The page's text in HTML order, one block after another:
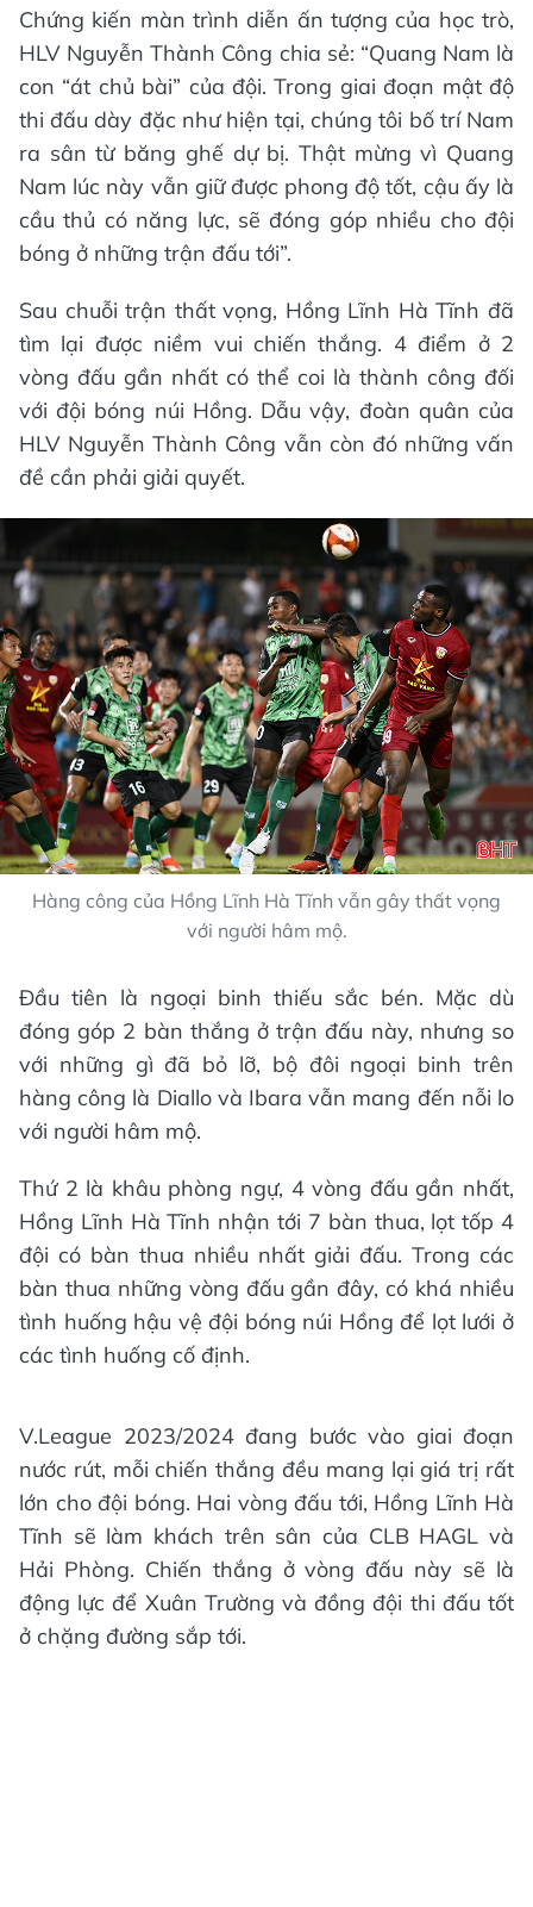
Chứng kiến màn trình diễn ấn tượng của học trò,
HLV Nguyễn Thành Công chia sẻ: “Quang Nam là
con “át chủ bài” của đội. Trong giai đoạn mật độ
thi đấu dày đặc như hiện tại, chúng tôi bố trí Nam
ra sân từ băng ghế dự bị. Thật mừng vì Quang
Nam lúc này vẫn giữ được phong độ tốt, cậu ấy là
cầu thủ có năng lực, sẽ đóng góp nhiều cho đội
bóng ở những trận đấu tới”.
Sau chuỗi trận thất vọng, Hồng Lĩnh Hà Tĩnh đã
tìm lại được niềm vui chiến thắng. 4 điểm ở 2
vòng đấu gần nhất có thể coi là thành công đối
với đội bóng núi Hồng. Dẫu vậy, đoàn quân của
HLV Nguyễn Thành Công vẫn còn đó những vấn
đề cần phải giải quyết.
Hàng công của Hồng Lĩnh Hà Tĩnh vẫn gây thất vọng
với người hâm mộ.
Đầu tiên là ngoại binh thiếu sắc bén. Mặc dù
đóng góp 2 bàn thắng ở trận đấu này, nhưng so
với những gì đã bỏ lỡ, bộ đôi ngoại binh trên
hàng công là Diallo và Ibara vẫn mang đến nỗi lo
với người hâm mộ.
Thứ 2 là khâu phòng ngự, 4 vòng đấu gần nhất,
Hồng Lĩnh Hà Tĩnh nhận tới 7 bàn thua, lọt tốp 4
đội có bàn thua nhiều nhất giải đấu. Trong các
bàn thua những vòng đấu gần đây, có khá nhiều
tình huống hậu vệ đội bóng núi Hồng để lọt lưới ở
các tình huống cố định.
V.League 2023/2024 đang bước vào giai đoạn
nước rút, mỗi chiến thắng đều mang lại giá trị rất
lớn cho đội bóng. Hai vòng đấu tới, Hồng Lĩnh Hà
Tĩnh sẽ làm khách trên sân của CLB HAGL và
Hải Phòng. Chiến thắng ở vòng đấu này sẽ là
động lực để Xuân Trường và đồng đội thi đấu tốt
ở chặng đường sắp tới.